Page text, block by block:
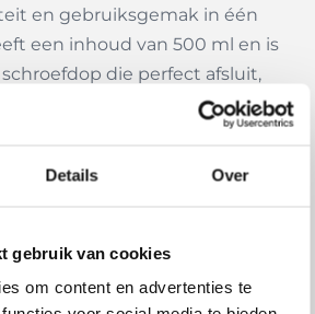
Details Over
gebruik van cookies
om content en advertenties te
en gebruiksgemak in één
een inhoud van 500 ml en is
die perfect afsluit,
wordt bewaard zonder te
een handig compartiment
draagopties: een elegante
kunt meenemen tijdens